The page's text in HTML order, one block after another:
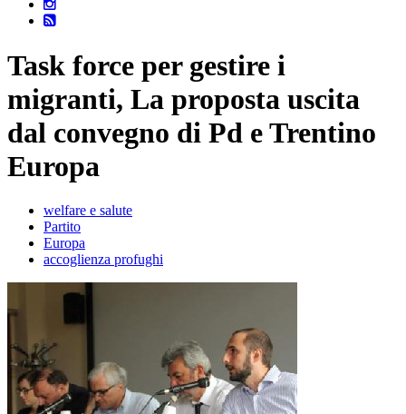
Task force per gestire i
migranti, La proposta uscita
dal convegno di Pd e Trentino
Europa
welfare e salute
Partito
Europa
accoglienza profughi